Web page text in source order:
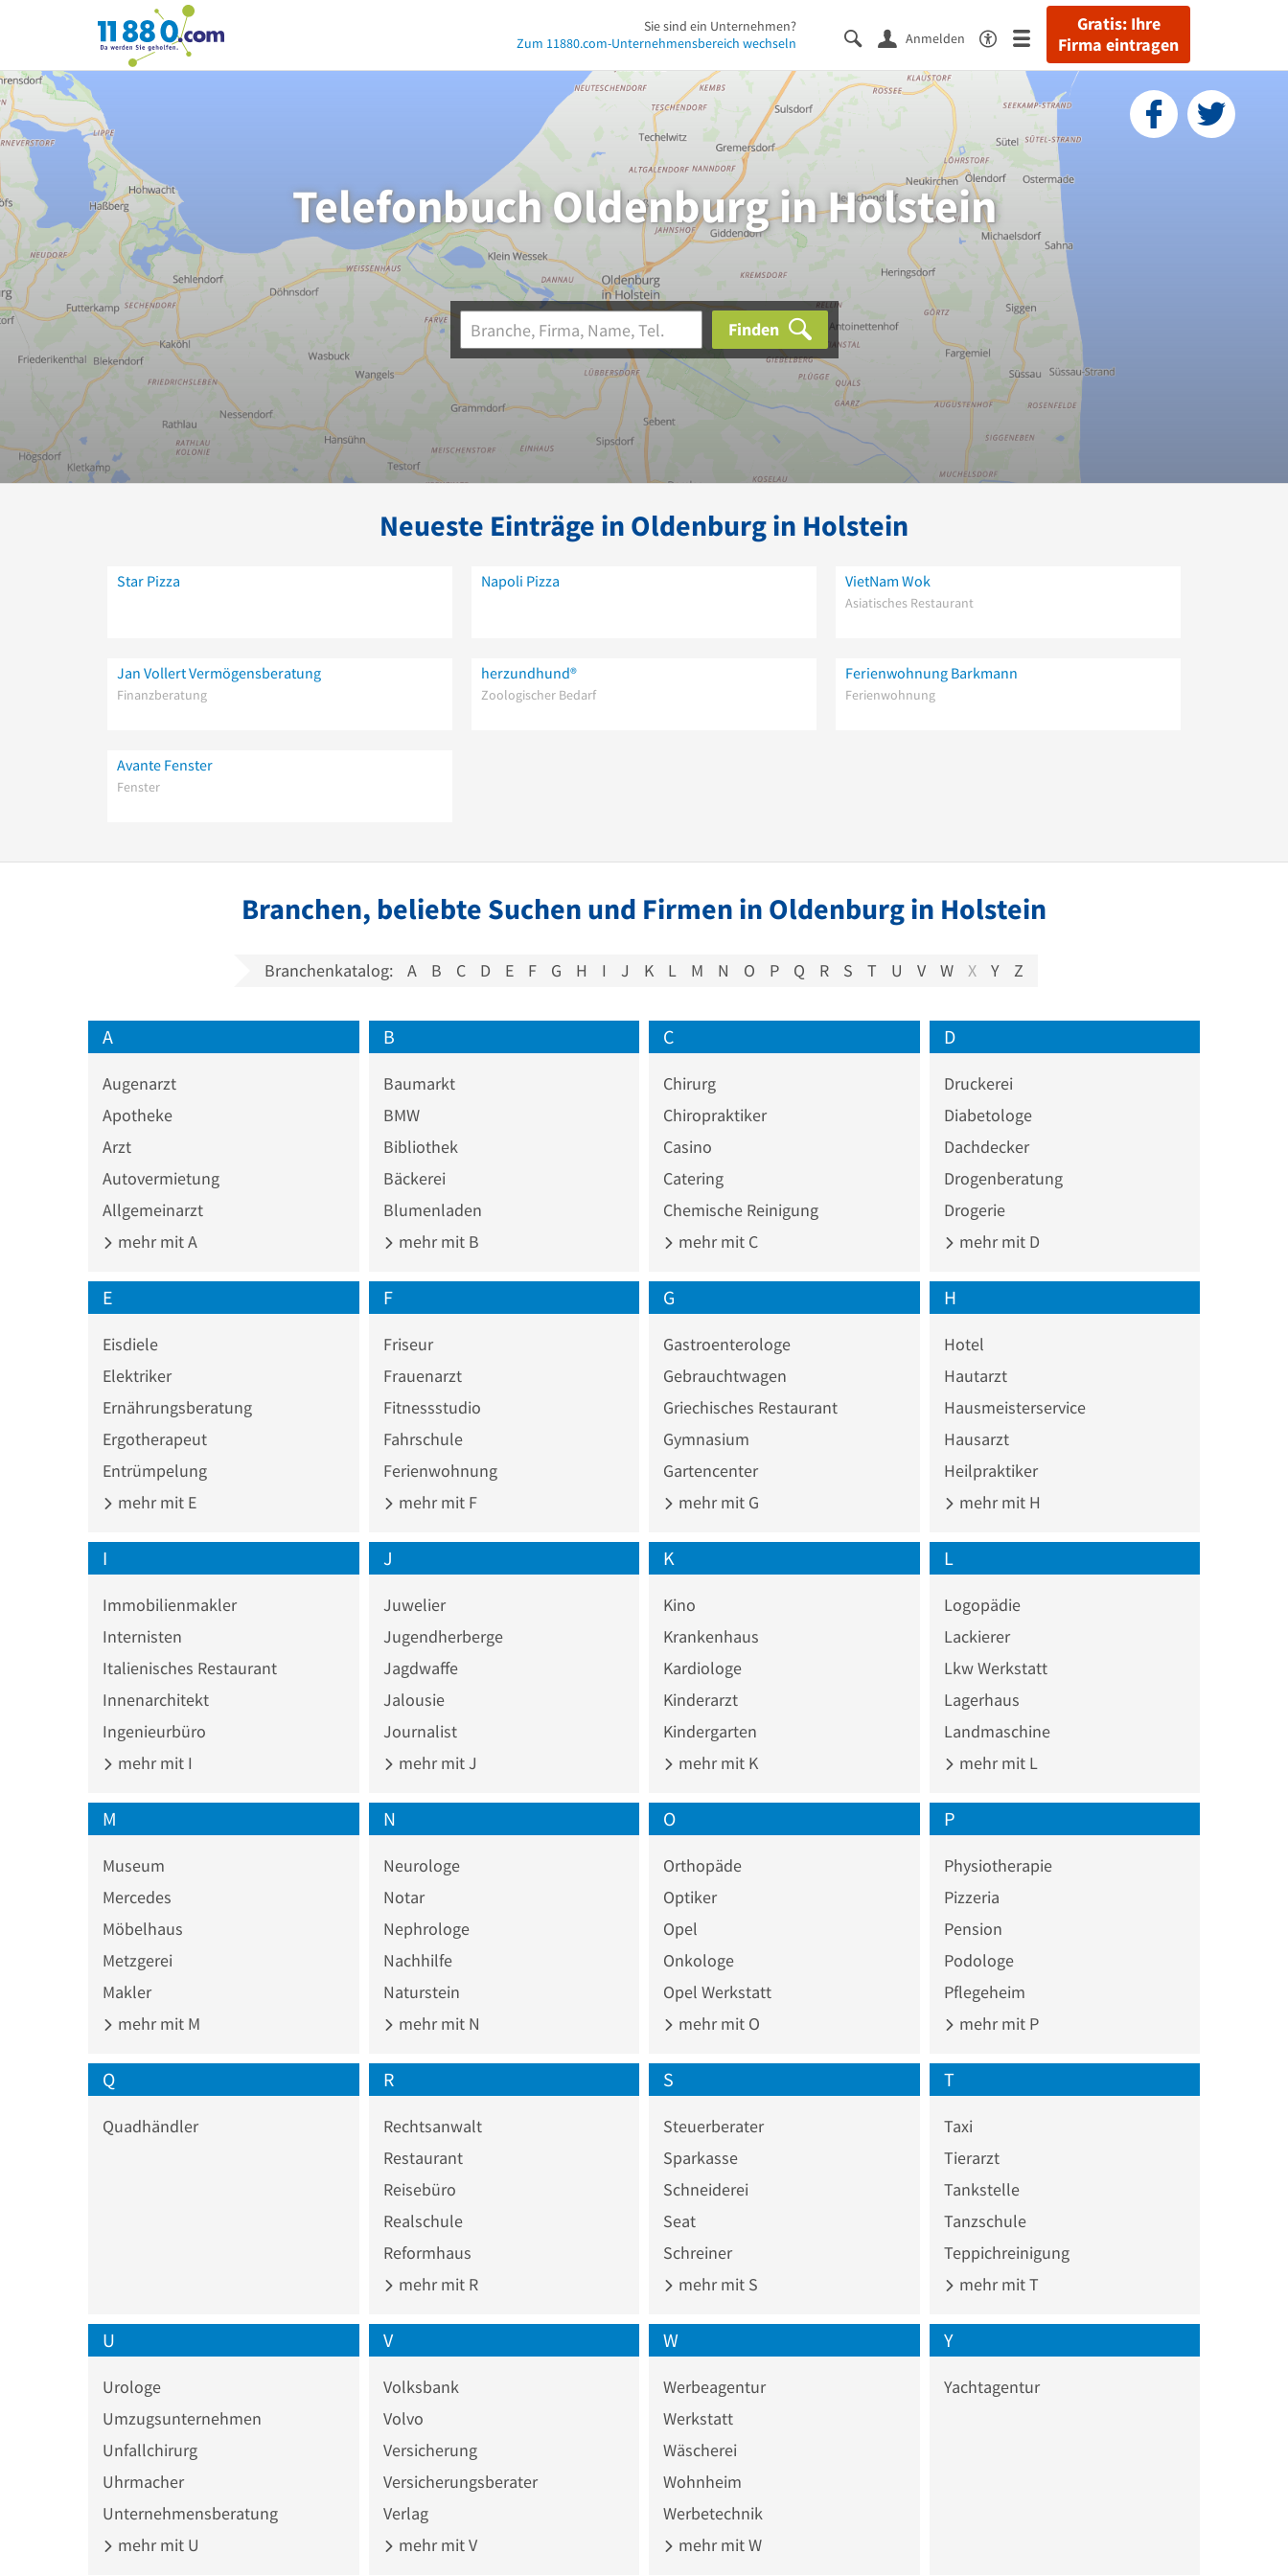
11880.com
Gratis: Ihre
Firma eintragen
Anmelden
Sie sind ein Unternehmen?
Zum 11880.com-Unternehmensbereich wechseln
Telefonbuch Oldenburg in Holstein
Finden
Neueste Einträge in Oldenburg in Holstein
Star Pizza Napoli Pizza VietNam Wok
Asiatisches Restaurant
Jan Vollert Vermögensberatung
Finanzberatung
herzundhund®
Zoologischer Bedarf
Ferienwohnung Barkmann
Ferienwohnung
Avante Fenster
Fenster
Branchen, beliebte Suchen und Firmen in Oldenburg in Holstein
Branchenkatalog: A B C D E F G H I J K L M N O P Q R S T U V W X Y Z
A
Augenarzt
Apotheke
Arzt
Autovermietung
Allgemeinarzt
mehr mit A
B
Baumarkt
BMW
Bibliothek
Bäckerei
Blumenladen
mehr mit B
C
Chirurg
Chiropraktiker
Casino
Catering
Chemische Reinigung
mehr mit C
D
Druckerei
Diabetologe
Dachdecker
Drogenberatung
Drogerie
mehr mit D
E
Eisdiele
Elektriker
Ernährungsberatung
Ergotherapeut
Entrümpelung
mehr mit E
F
Friseur
Frauenarzt
Fitnessstudio
Fahrschule
Ferienwohnung
mehr mit F
G
Gastroenterologe
Gebrauchtwagen
Griechisches Restaurant
Gymnasium
Gartencenter
mehr mit G
H
Hotel
Hautarzt
Hausmeisterservice
Hausarzt
Heilpraktiker
mehr mit H
I
Immobilienmakler
Internisten
Italienisches Restaurant
Innenarchitekt
Ingenieurbüro
mehr mit I
J
Juwelier
Jugendherberge
Jagdwaffe
Jalousie
Journalist
mehr mit J
K
Kino
Krankenhaus
Kardiologe
Kinderarzt
Kindergarten
mehr mit K
L
Logopädie
Lackierer
Lkw Werkstatt
Lagerhaus
Landmaschine
mehr mit L
M
Museum
Mercedes
Möbelhaus
Metzgerei
Makler
mehr mit M
N
Neurologe
Notar
Nephrologe
Nachhilfe
Naturstein
mehr mit N
O
Orthopäde
Optiker
Opel
Onkologe
Opel Werkstatt
mehr mit O
P
Physiotherapie
Pizzeria
Pension
Podologe
Pflegeheim
mehr mit P
Q
Quadhändler
R
Rechtsanwalt
Restaurant
Reisebüro
Realschule
Reformhaus
mehr mit R
S
Steuerberater
Sparkasse
Schneiderei
Seat
Schreiner
mehr mit S
T
Taxi
Tierarzt
Tankstelle
Tanzschule
Teppichreinigung
mehr mit T
U
Urologe
Umzugsunternehmen
Unfallchirurg
Uhrmacher
Unternehmensberatung
mehr mit U
V
Volksbank
Volvo
Versicherung
Versicherungsberater
Verlag
mehr mit V
W
Werbeagentur
Werkstatt
Wäscherei
Wohnheim
Werbetechnik
mehr mit W
Y
Yachtagentur